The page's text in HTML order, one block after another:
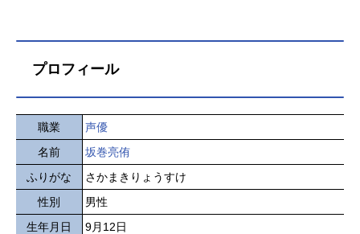
プロフィール
職業
声優
名前
坂巻亮侑
ふりがな
さかまきりょうすけ
性別
男性
生年月日
9月12日